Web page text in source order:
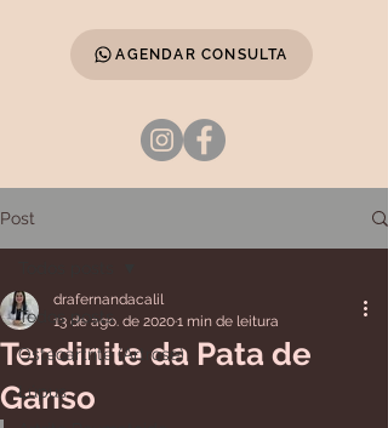
AGENDAR CONSULTA
Post
Todos posts
Osteoartrite (Artrose)
Lúpus
Tendinite da Pata de
Ganso
drafernandacalil
13 de ago. de 20201 min de leitura